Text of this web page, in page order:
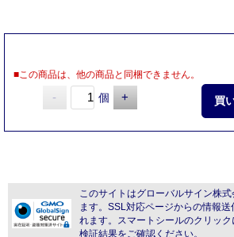
■この商品は、他の商品と同梱できません。
- 個 +
このサイトはグローバルサイン株
ます。SSL対応ページからの情報
れます。スマートシールのクリッ
検証結果をご確認ください。